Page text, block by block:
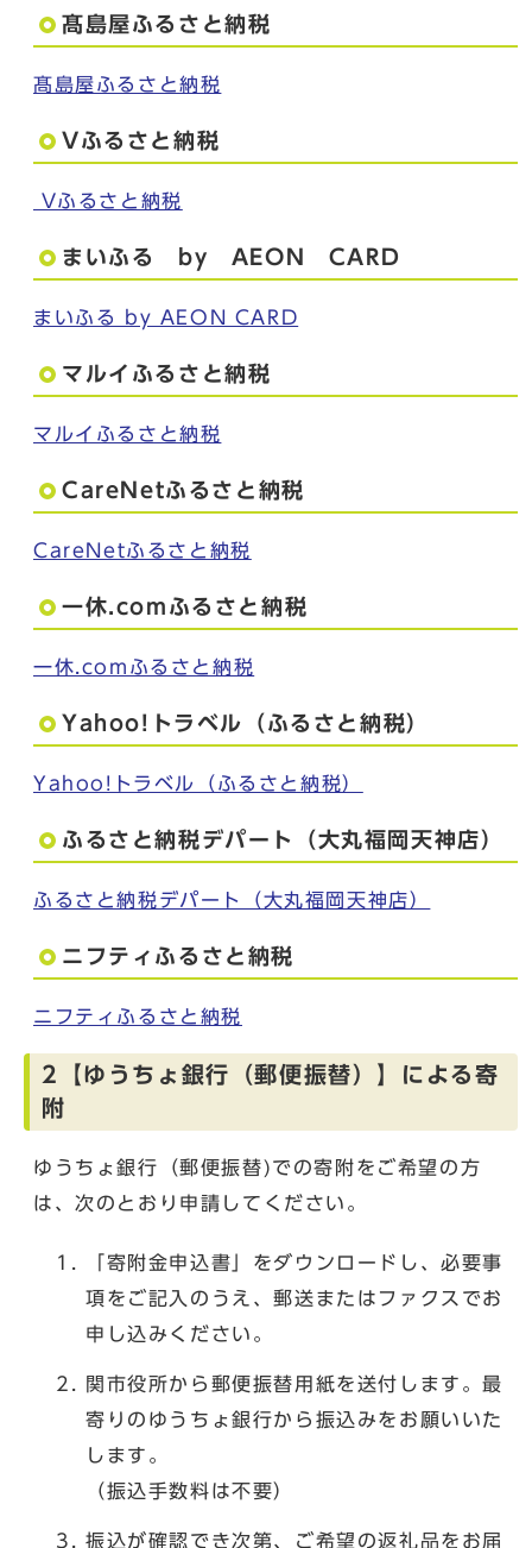
髙島屋ふるさと納税
髙島屋ふるさと納税
Vふるさと納税
Vふるさと納税
まいふる by AEON CARD
まいふる by AEON CARD
マルイふるさと納税
マルイふるさと納税
CareNetふるさと納税
CareNetふるさと納税
一休.comふるさと納税
一休.comふるさと納税
Yahoo!トラベル（ふるさと納税）
Yahoo!トラベル（ふるさと納税）
ふるさと納税デパート（大丸福岡天神店）
ふるさと納税デパート（大丸福岡天神店）
ニフティふるさと納税
ニフティふるさと納税
2【ゆうちょ銀行（郵便振替）】による寄
附
ゆうちょ銀行（郵便振替)での寄附をご希望の方
は、次のとおり申請してください。
「寄附金申込書」をダウンロードし、必要事
項をご記入のうえ、郵送またはファクスでお
申し込みください。
関市役所から郵便振替用紙を送付します。最
寄りのゆうちょ銀行から振込みをお願いいた
します。
（振込手数料は不要）
振込が確認でき次第、ご希望の返礼品をお届